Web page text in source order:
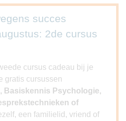
succes
2de cursus
cursus cadeau bij je
gratis cursussen
Basiskennis Psychologie,
of
een familielid, vriend of